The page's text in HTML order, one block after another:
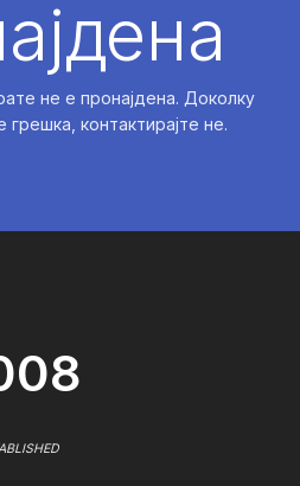
не е пронајдена. Доколку
контактирајте не.